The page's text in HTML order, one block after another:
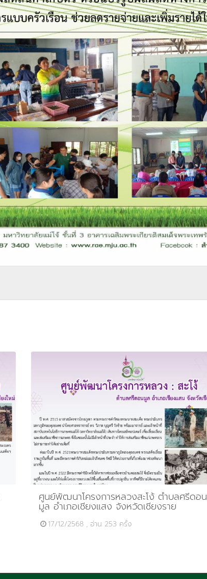
ศูนย์พัฒนาโครงการหลวงสะโง้ ตำบลศรีดอน
มูล อำเภอเชียงแสง จังหวัดเชียงราย
17/12/2568 , อ่าน 253 ครั้ง